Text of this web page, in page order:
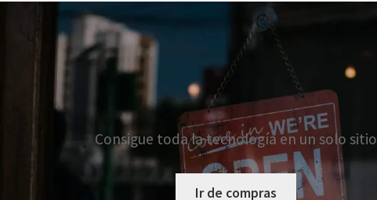
Consigue toda la tecnología en un solo sitio
Ir de compras